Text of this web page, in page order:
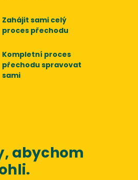
Zahájit sami celý
proces přechodu
Kompletní proces
přechodu spravovat
sami
abychom